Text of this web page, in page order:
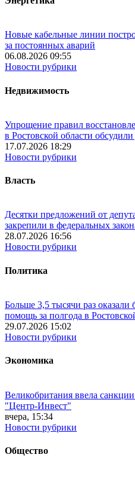
Новые кабельные линии
за постоянных аварий
06.08.2026 09:55
Новости рубрики
Недвижимость
Упрощение правил
в Ростовской области
17.07.2026 18:29
Новости рубрики
Власть
Десятки предложений от
закрепили в федеральных
28.07.2026 16:56
Новости рубрики
Политика
Больше 3,5 тысячи раз
помощь за полгода в
29.07.2026 15:02
Новости рубрики
Экономика
Великобритания ввела
"Центр-Инвест"
вчера, 15:34
Новости рубрики
Общество